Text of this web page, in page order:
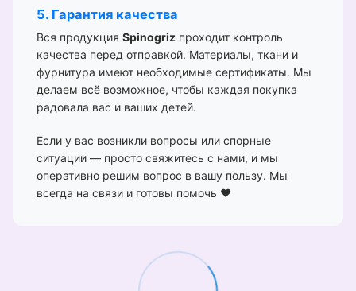
5. Гарантия качества
Вся продукция Spinogriz проходит контроль
качества перед отправкой. Материалы, ткани и
фурнитура имеют необходимые сертификаты. Мы
делаем всё возможное, чтобы каждая покупка
радовала вас и ваших детей.
Если у вас возникли вопросы или спорные
ситуации — просто свяжитесь с нами, и мы
оперативно решим вопрос в вашу пользу. Мы
всегда на связи и готовы помочь ❤️